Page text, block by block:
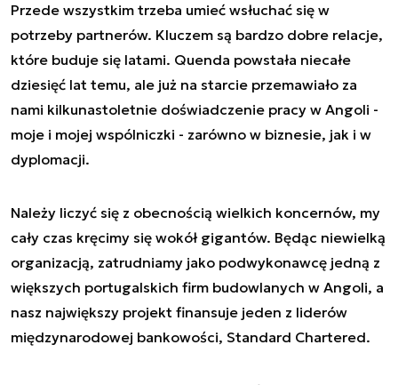
Przede wszystkim trzeba umieć wsłuchać się w
potrzeby partnerów. Kluczem są bardzo dobre relacje,
które buduje się latami. Quenda powstała niecałe
dziesięć lat temu, ale już na starcie przemawiało za
nami kilkunastoletnie doświadczenie pracy w Angoli -
moje i mojej wspólniczki - zarówno w biznesie, jak i w
dyplomacji.
Należy liczyć się z obecnością wielkich koncernów, my
cały czas kręcimy się wokół gigantów. Będąc niewielką
organizacją, zatrudniamy jako podwykonawcę jedną z
większych portugalskich firm budowlanych w Angoli, a
nasz największy projekt finansuje jeden z liderów
międzynarodowej bankowości, Standard Chartered.